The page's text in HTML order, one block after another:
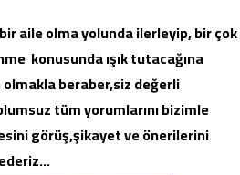
aile olma yolunda ilerleyip, bir çok
konusunda ışık tutacağına
olmakla beraber,siz değerli
tüm yorumlarını bizimle
görüş,şikayet ve önerilerini